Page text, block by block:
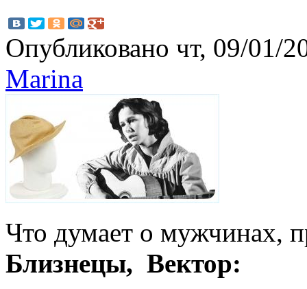
Опубликовано чт, 09/01/
Marinа
Что думает о мужчинах,
Близнецы, Вектор: